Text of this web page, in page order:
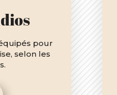
pour
selon les